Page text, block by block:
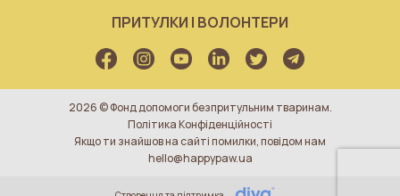
ПРИТУЛКИ І ВОЛОНТЕРИ
2026 © Фонд допомоги безпритульним тваринам.
Політика Конфіденційності
Якщо ти знайшов на сайті помилки, повідом нам
hello@happypaw.ua